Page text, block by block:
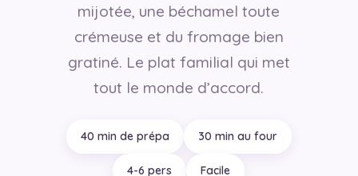
mijotée, une béchamel toute
crémeuse et du fromage bien
gratiné. Le plat familial qui met
tout le monde d’accord.
40 min de prépa 30 min au four
4-6 pers Facile